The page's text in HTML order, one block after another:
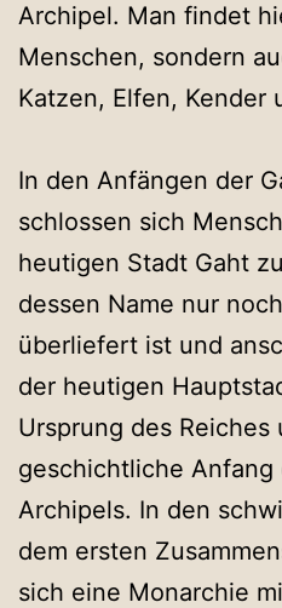
Archipel. Man findet
Menschen, sondern
Katzen, Elfen, Kender
In den Anfängen der
schlossen sich
heutigen Stadt Gaht
dessen Name nur
überliefert ist und
der heutigen
Ursprung des Reiches
geschichtliche
Archipels. In den
dem ersten
sich eine Monarchie